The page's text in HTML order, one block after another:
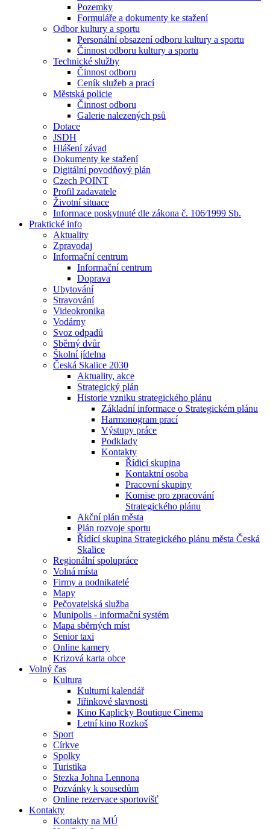
Pozemky
Formuláře a dokumenty ke stažení
Odbor kultury a sportu
Personální obsazení odboru kultury a sportu
Činnost odboru kultury a sportu
Technické služby
Činnost odboru
Ceník služeb a prací
Městská policie
Činnost odboru
Galerie nalezených psů
Dotace
JSDH
Hlášení závad
Dokumenty ke stažení
Digitální povodňový plán
Czech POINT
Profil zadavatele
Životní situace
Informace poskytnuté dle zákona č. 106⁄1999 Sb.
Praktické info
Aktuality
Zpravodaj
Informační centrum
Informační centrum
Doprava
Ubytování
Stravování
Videokronika
Vodárny
Svoz odpadů
Sběrný dvůr
Školní jídelna
Česká Skalice 2030
Aktuality, akce
Strategický plán
Historie vzniku strategického plánu
Základní informace o Strategickém plánu
Harmonogram prací
Výstupy práce
Podklady
Kontakty
Řídicí skupina
Kontaktní osoba
Pracovní skupiny
Komise pro zpracování
Strategického plánu
Akční plán města
Plán rozvoje sportu
Řídící skupina Strategického plánu města Česká
Skalice
Regionální spolupráce
Volná místa
Firmy a podnikatelé
Mapy
Pečovatelská služba
Munipolis - informační systém
Mapa sběrných míst
Senior taxi
Online kamery
Krizová karta obce
Volný čas
Kultura
Kulturní kalendář
Jiřinkové slavnosti
Kino Kaplicky Boutique Cinema
Letní kino Rozkoš
Sport
Církve
Spolky
Turistika
Stezka Johna Lennona
Pozvánky k sousedům
Online rezervace sportovišť
Kontakty
Kontakty na MÚ